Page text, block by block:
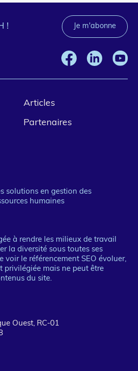
! Je m'abonne
Articles
Partenaires
solutions en gestion des
humaines
à rendre les milieux de travail
la diversité sous toutes ses
voir le référencement SEO évoluer,
privilégiée mais ne peut être
du site.
Ouest, RC-01